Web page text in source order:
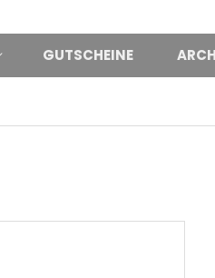
GUTSCHEINE